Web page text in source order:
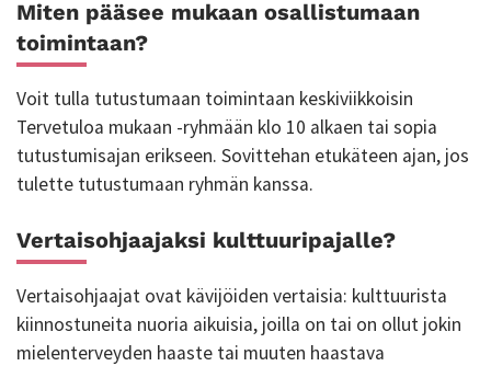
Miten pääsee mukaan osallistumaan
toimintaan?
Voit tulla tutustumaan toimintaan keskiviikkoisin
Tervetuloa mukaan -ryhmään klo 10 alkaen tai sopia
tutustumisajan erikseen. Sovittehan etukäteen ajan, jos
tulette tutustumaan ryhmän kanssa.
Vertaisohjaajaksi kulttuuripajalle?
Vertaisohjaajat ovat kävijöiden vertaisia: kulttuurista
kiinnostuneita nuoria aikuisia, joilla on tai on ollut jokin
mielenterveyden haaste tai muuten haastava